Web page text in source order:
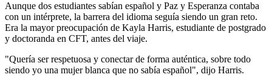
Aunque dos estudiantes sabían español y Paz y Esperanza contaba
con un intérprete, la barrera del idioma seguía siendo un gran reto.
Era la mayor preocupación de Kayla Harris, estudiante de postgrado
y doctoranda en CFT, antes del viaje.
"Quería ser respetuosa y conectar de forma auténtica, sobre todo
siendo yo una mujer blanca que no sabía español", dijo Harris.